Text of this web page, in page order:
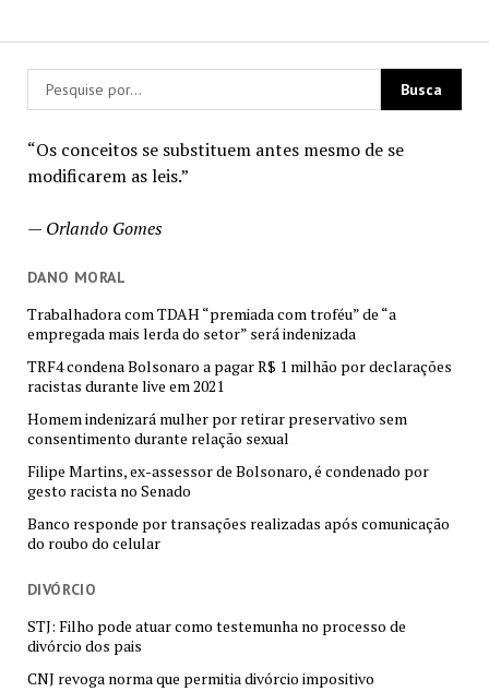
“Os conceitos se substituem antes mesmo de se
modificarem as leis.”
— Orlando Gomes
DANO MORAL
Trabalhadora com TDAH “premiada com troféu” de “a
empregada mais lerda do setor” será indenizada
TRF4 condena Bolsonaro a pagar R$ 1 milhão por declarações
racistas durante live em 2021
Homem indenizará mulher por retirar preservativo sem
consentimento durante relação sexual
Filipe Martins, ex-assessor de Bolsonaro, é condenado por
gesto racista no Senado
Banco responde por transações realizadas após comunicação
do roubo do celular
DIVÓRCIO
STJ: Filho pode atuar como testemunha no processo de
divórcio dos pais
CNJ revoga norma que permitia divórcio impositivo